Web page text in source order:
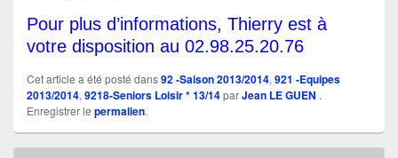
Pour plus d’informations, Thierry est à
votre disposition au 02.98.25.20.76
Cet article a été posté dans92 -Saison 2013/2014, 921 -Equipes
2013/2014, 9218-Seniors Loisir * 13/14parJean LE GUEN .
Enregistrer le permalien.